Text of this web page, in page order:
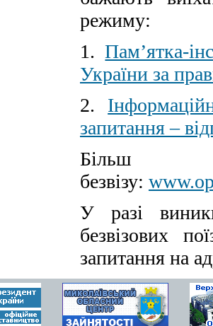
режиму:
1.Пам’ятка-
України за
2.
запитання –
Більш
безвізу:
У разі
безвізових
запитання на